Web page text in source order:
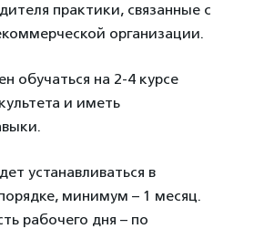
практики, связанные с
организации.
обучаться на 2-4 курсе
и иметь
устанавливаться в
минимум – 1 месяц.
рабочего дня – по